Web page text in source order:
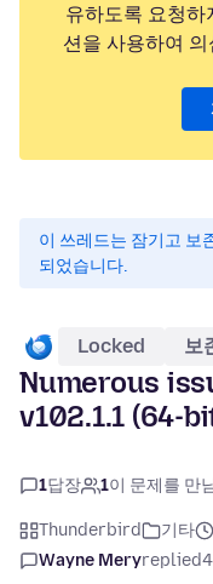
유하도록 요청하
션을 사용하여
이 쓰레드는 잠기고 보
되었습니다.
Locked 보
Numerous
v102.1.1 (64-
1답장 1이 문제를 만
Thunderbird 기타
Wayne Meryreplied